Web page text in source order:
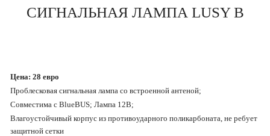
СИГНАЛЬНАЯ ЛАМПА LUSY B
Цена: 28 евро
Проблесковая сигнальная лампа со встроенной антеной;
Совместима с BlueBUS; Лампа 12В;
Влагоустойчивый корпус из противоударного поликарбоната, не ребует
защитной сетки